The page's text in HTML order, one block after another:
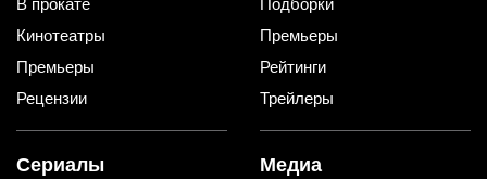
Кинотеатры
Премьеры
Рецензии
Премьеры
Рейтинги
Трейлеры
Сериалы Медиа